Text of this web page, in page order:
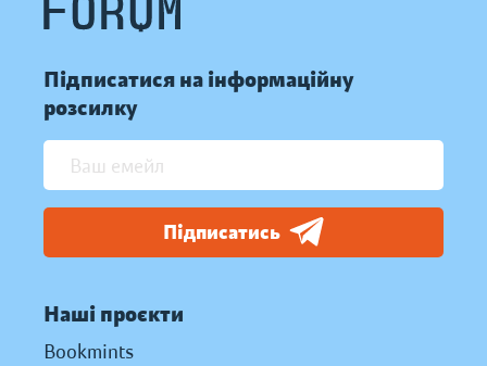
Підписатися на інформаційну
розсилку
Підписатись
Наші проєкти
Bookmints